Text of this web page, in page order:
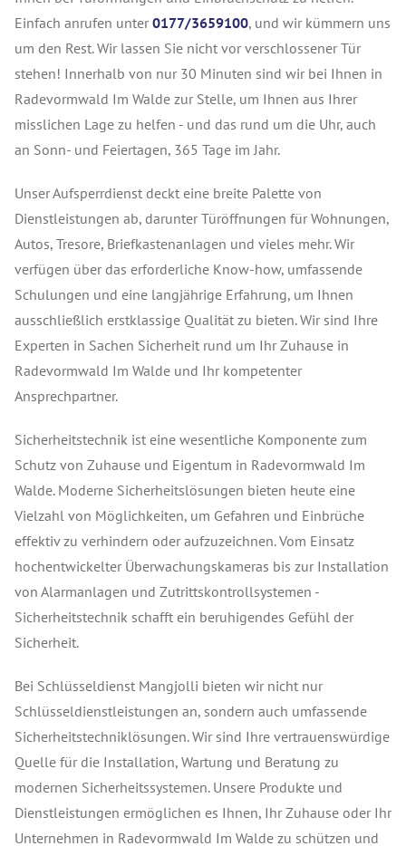
Einfach anrufen unter 0177/3659100, und wir kümmern uns
um den Rest. Wir lassen Sie nicht vor verschlossener Tür
stehen! Innerhalb von nur 30 Minuten sind wir bei Ihnen in
Radevormwald Im Walde zur Stelle, um Ihnen aus Ihrer
misslichen Lage zu helfen - und das rund um die Uhr, auch
an Sonn- und Feiertagen, 365 Tage im Jahr.
Unser Aufsperrdienst deckt eine breite Palette von
Dienstleistungen ab, darunter Türöffnungen für Wohnungen,
Autos, Tresore, Briefkastenanlagen und vieles mehr. Wir
verfügen über das erforderliche Know-how, umfassende
Schulungen und eine langjährige Erfahrung, um Ihnen
ausschließlich erstklassige Qualität zu bieten. Wir sind Ihre
Experten in Sachen Sicherheit rund um Ihr Zuhause in
Radevormwald Im Walde und Ihr kompetenter
Ansprechpartner.
Sicherheitstechnik ist eine wesentliche Komponente zum
Schutz von Zuhause und Eigentum in Radevormwald Im
Walde. Moderne Sicherheitslösungen bieten heute eine
Vielzahl von Möglichkeiten, um Gefahren und Einbrüche
effektiv zu verhindern oder aufzuzeichnen. Vom Einsatz
hochentwickelter Überwachungskameras bis zur Installation
von Alarmanlagen und Zutrittskontrollsystemen -
Sicherheitstechnik schafft ein beruhigendes Gefühl der
Sicherheit.
Bei Schlüsseldienst Mangjolli bieten wir nicht nur
Schlüsseldienstleistungen an, sondern auch umfassende
Sicherheitstechniklösungen. Wir sind Ihre vertrauenswürdige
Quelle für die Installation, Wartung und Beratung zu
modernen Sicherheitssystemen. Unsere Produkte und
Dienstleistungen ermöglichen es Ihnen, Ihr Zuhause oder Ihr
Unternehmen in Radevormwald Im Walde zu schützen und